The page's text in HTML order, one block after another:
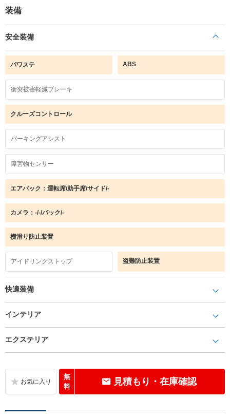
装備
安全装備
パワステ ABS
衝突被害軽減ブレーキ
クルーズコントロール
パーキングアシスト
障害物センサー
エアバック：運転席/助手席/サイド/-
カメラ：-/-/バック/-
横滑り防止装置
アイドリングストップ 盗難防止装置
快適装備
インテリア
エクステリア
無
料
見積もり・在庫確認